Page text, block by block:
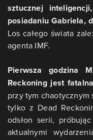
sztucznej
posiadaniu Gabriela,
Los całego świata
agenta IMF.
Pierwsza godzina
Reckoning jest
przy tym
tylko z Dead
odsłon serii,
aktualnymi